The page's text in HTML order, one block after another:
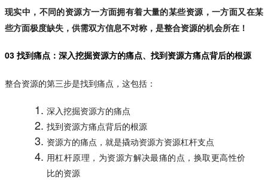
现实中，不同的资源方一方面拥有着大量的某些资源，一方面又在某
些方面极度缺失，供需双方信息不对称，是整合资源的机会所在！
03 找到痛点：深入挖掘资源方的痛点、找到资源方痛点背后的根源
整合资源的第三步是找到痛点，这包括：
深入挖掘资源方的痛点
找到资源方痛点背后的根源
资源方的痛点，就是撬动资源方资源杠杆支点
用杠杆原理，为资源方解决最痛的点，换取更高性价
比的资源